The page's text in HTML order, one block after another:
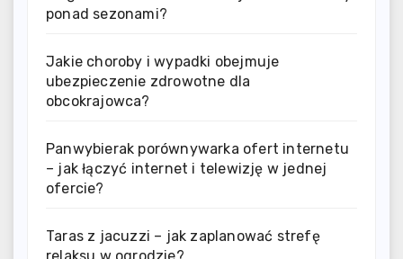
ponad sezonami?
Jakie choroby i wypadki obejmuje
ubezpieczenie zdrowotne dla
obcokrajowca?
Panwybierak porównywarka ofert internetu
– jak łączyć internet i telewizję w jednej
ofercie?
Taras z jacuzzi – jak zaplanować strefę